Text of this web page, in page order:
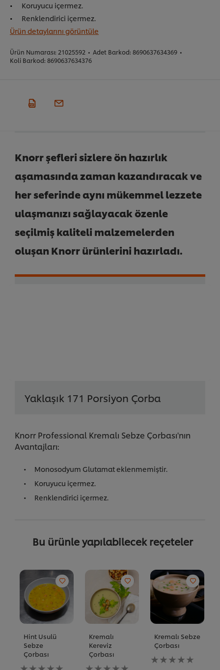
Koruyucu içermez.
Renklendirici içermez.
Ürün detaylarını görüntüle
Ürün Numarası: 21025592 • Adet Barkod: 8690637634369 •
Koli Barkod: 8690637634376
Knorr şefleri sizlere ön hazırlık
aşamasında zaman kazandıracak ve
her seferinde aynı mükemmel lezzete
ulaşmanızı sağlayacak özenle
seçilmiş kaliteli malzemelerden
oluşan Knorr ürünlerini hazırladı.
Yaklaşık 171 Porsiyon Çorba
Knorr Professional Kremalı Sebze Çorbası'nın
Avantajları:
Monosodyum Glutamat eklenmemiştir.
Koruyucu içermez.
Renklendirici içermez.
Bu ürünle yapılabilecek reçeteler
Hint Usulü
Sebze
Çorbası
Bu
Kremalı
Kereviz
Çorbası
Bu
Kremalı Sebze
Çorbası
Bu
recipe